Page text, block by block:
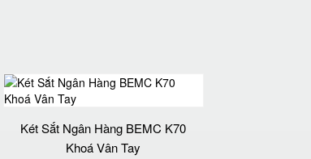
Két Sắt Ngân Hàng BEMC K70
Khoá Vân Tay